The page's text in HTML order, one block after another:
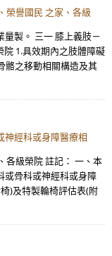
榮譽國民 之家、各級
製。 三一 膝上義肢－
1.具效期內之肢體障礙
骼之移動相關構造及其
神經科或身障醫療相
各級榮院 註記： 一、本
或骨科或神經科或身障
)及特製輪椅評估表(附